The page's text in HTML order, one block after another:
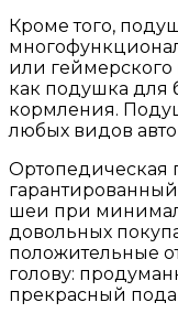
Кроме того,
или геймерского
как подушка для
кормления.
любых видов
Ортопедическая
шеи при
довольных
положительные
голову:
прекрасный